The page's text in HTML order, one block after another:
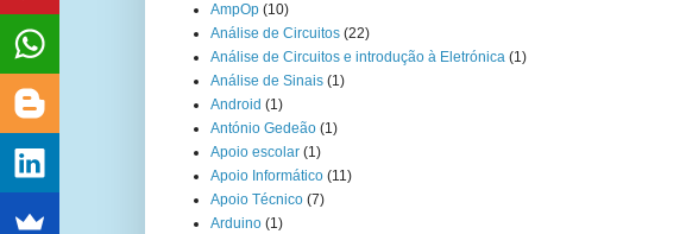
AmpOp (10)
Análise de Circuitos (22)
Análise de Circuitos e introdução à Eletrónica (1)
Análise de Sinais (1)
Android (1)
António Gedeão (1)
Apoio escolar (1)
Apoio Informático (11)
Apoio Técnico (7)
Arduino (1)